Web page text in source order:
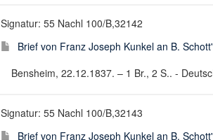
Signatur: 55 Nachl 100/B,32142
Brief von Franz Joseph Kunkel an B.
Bensheim, 22.12.1837. – 1 Br., 2 S.. -
Signatur: 55 Nachl 100/B,32143
Brief von Franz Joseph Kunkel an B.